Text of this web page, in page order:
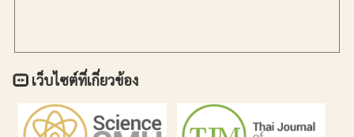
เว็บไซต์ที่เกี่ยวข้อง